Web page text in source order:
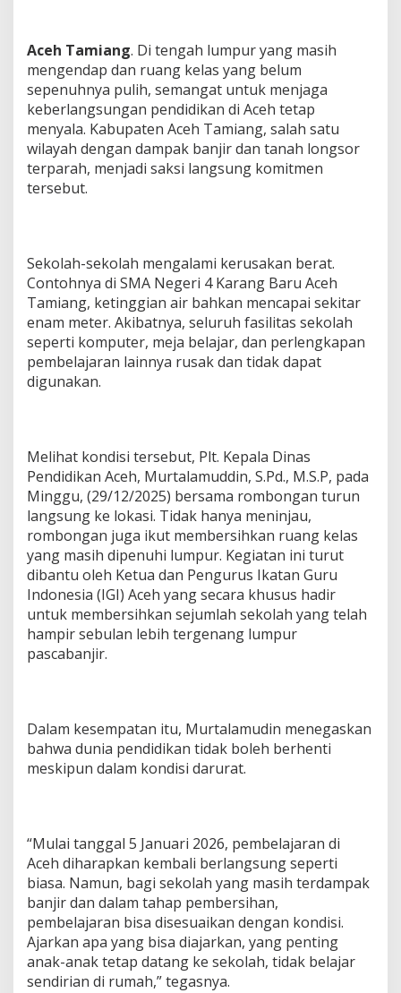
a
p
B
e
j
a
l
Aceh Tamiang. Di tengah lumpur yang masih
mengendap dan ruang kelas yang belum
sepenuhnya pulih, semangat untuk menjaga
keberlangsungan pendidikan di Aceh tetap
menyala. Kabupaten Aceh Tamiang, salah satu
wilayah dengan dampak banjir dan tanah longsor
terparah, menjadi saksi langsung komitmen
tersebut.
Sekolah-sekolah mengalami kerusakan berat.
Contohnya di SMA Negeri 4 Karang Baru Aceh
Tamiang, ketinggian air bahkan mencapai sekitar
enam meter. Akibatnya, seluruh fasilitas sekolah
seperti komputer, meja belajar, dan perlengkapan
pembelajaran lainnya rusak dan tidak dapat
digunakan.
Melihat kondisi tersebut, Plt. Kepala Dinas
Pendidikan Aceh, Murtalamuddin, S.Pd., M.S.P, pada
Minggu, (29/12/2025) bersama rombongan turun
langsung ke lokasi. Tidak hanya meninjau,
rombongan juga ikut membersihkan ruang kelas
yang masih dipenuhi lumpur. Kegiatan ini turut
dibantu oleh Ketua dan Pengurus Ikatan Guru
Indonesia (IGI) Aceh yang secara khusus hadir
untuk membersihkan sejumlah sekolah yang telah
hampir sebulan lebih tergenang lumpur
pascabanjir.
Dalam kesempatan itu, Murtalamudin menegaskan
bahwa dunia pendidikan tidak boleh berhenti
meskipun dalam kondisi darurat.
“Mulai tanggal 5 Januari 2026, pembelajaran di
Aceh diharapkan kembali berlangsung seperti
biasa. Namun, bagi sekolah yang masih terdampak
banjir dan dalam tahap pembersihan,
pembelajaran bisa disesuaikan dengan kondisi.
Ajarkan apa yang bisa diajarkan, yang penting
anak-anak tetap datang ke sekolah, tidak belajar
sendirian di rumah,” tegasnya.